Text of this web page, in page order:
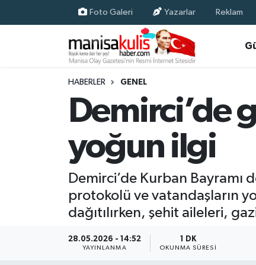
Foto Galeri Yazarlar Reklam
HABERLER GENEL
Demirci’de
yoğun ilgi
Demirci’de Kurban Bayramı
protokolü ve vatandaşların
dağıtılırken, şehit aileleri,
28.05.2026 - 14:52
YAYINLANMA
1 DK
OKUNMA SÜRESI
Gündem
Resmi İlan
Yunusemre Nöbetçi Eczaneler
Yunusemre Trafik Yoğunluk Haritası
Süper Lig Puan Durumu ve Fikstür
Tüm Manşetler
Son Dakika Haberleri